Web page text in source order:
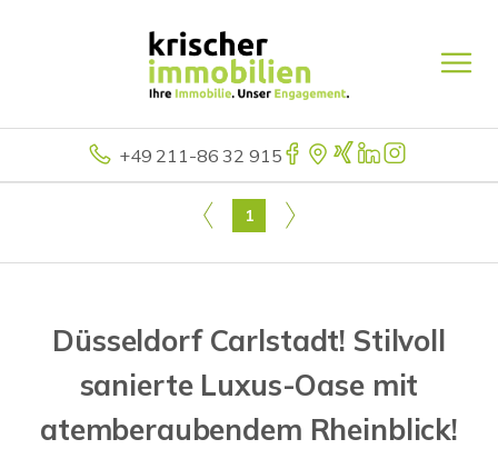
+49 211-86 32 915
1
Düsseldorf Carlstadt! Stilvoll
sanierte Luxus-Oase mit
atemberaubendem Rheinblick!